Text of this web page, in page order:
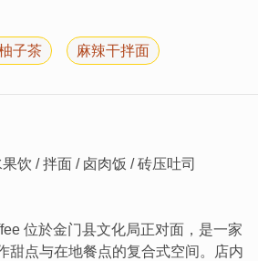
子茶 麻辣干拌面
饮 / 拌面 / 卤肉饭 / 砖压吐司
位於金门县文化局正对面，是一家
甜点与在地餐点的复合式空间。店内